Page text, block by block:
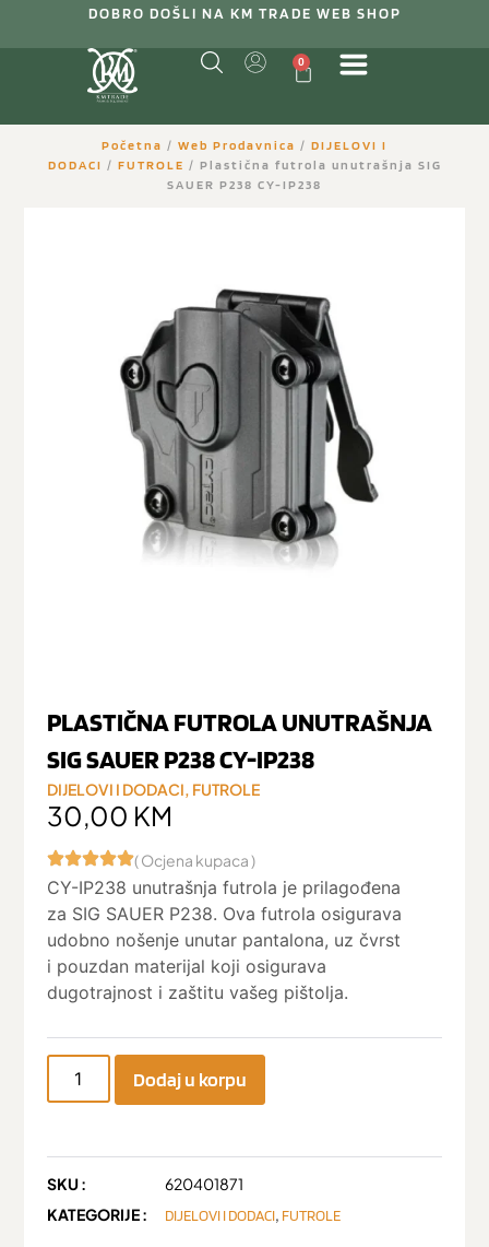
DOBRO DOŠLI NA KM TRADE WEB SHOP
0
Početna / Web Prodavnica / DIJELOVI I
DODACI / FUTROLE / Plastična futrola unutrašnja SIG
SAUER P238 CY-IP238
PLASTIČNA FUTROLA UNUTRAŠNJA
SIG SAUER P238 CY-IP238
DIJELOVI I DODACI, FUTROLE
30,00 KM
( Ocjena kupaca )
CY-IP238 unutrašnja futrola je prilagođena
za SIG SAUER P238. Ova futrola osigurava
udobno nošenje unutar pantalona, uz čvrst
i pouzdan materijal koji osigurava
dugotrajnost i zaštitu vašeg pištolja.
Dodaj u korpu
SKU :
620401871
KATEGORIJE :
DIJELOVI I DODACI, FUTROLE